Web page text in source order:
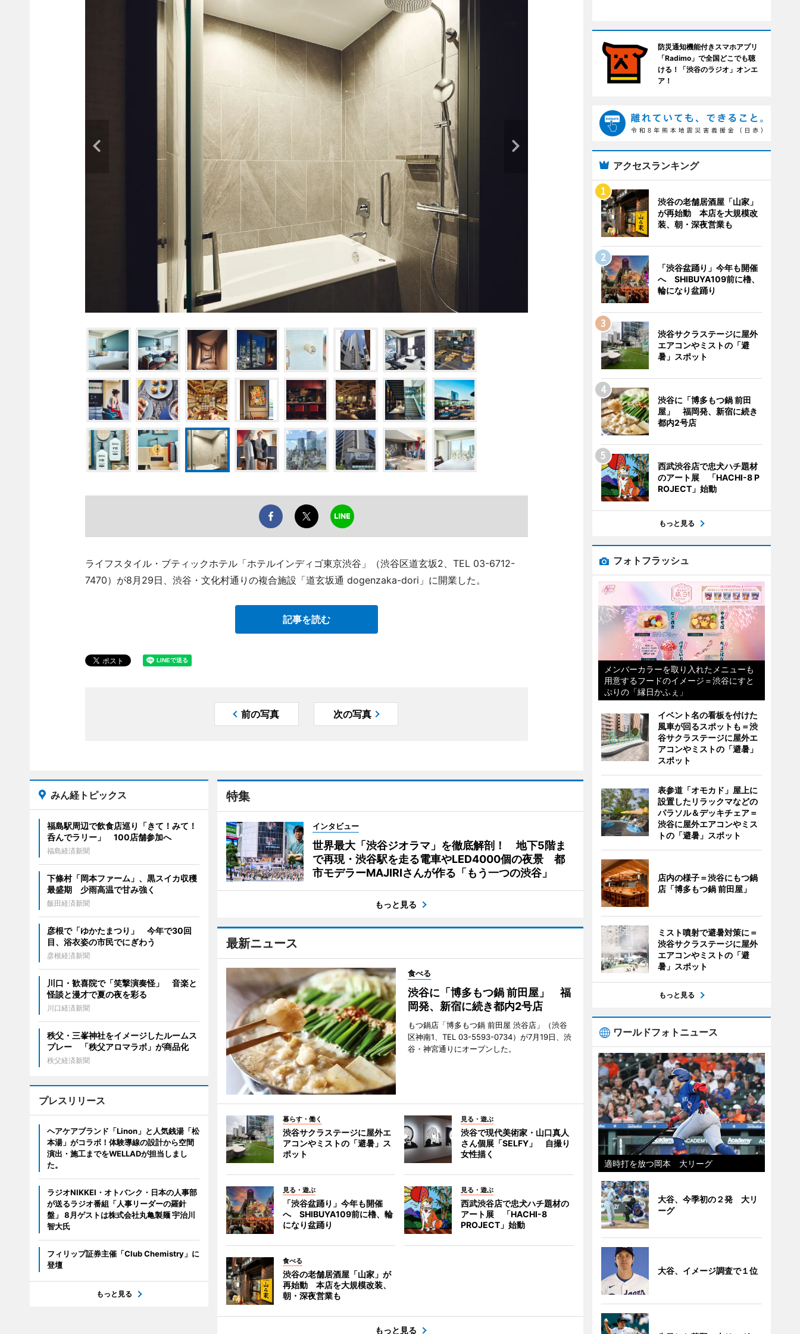
ライフスタイル・ブティックホテル「ホテルインディゴ東京渋谷」（渋谷区道玄坂2、TEL 03-6712-
7470）が8月29日、渋谷・文化村通りの複合施設「道玄坂通 dogenzaka-dori」に開業した。
記事を読む
前の写真 次の写真
特集
インタビュー
世界最大「渋谷ジオラマ」を徹底解剖！ 地下5階ま
で再現・渋谷駅を走る電車やLED4000個の夜景 都
市モデラーMAJIRIさんが作る「もう一つの渋谷」
もっと見る
最新ニュース
食べる
渋谷に「博多もつ鍋 前田屋」 福
岡発、新宿に続き都内2号店
もつ鍋店「博多もつ鍋 前田屋 渋谷店」（渋谷
区神南1、TEL 03-5593-0734）が7月19日、渋
谷・神宮通りにオープンした。
暮らす・働く
渋谷サクラステージに屋外エ
アコンやミストの「避暑」ス
ポット
見る・遊ぶ
渋谷で現代美術家・山口真人
さん個展「SELFY」 自撮り
女性描く
見る・遊ぶ
「渋谷盆踊り」今年も開催
へ SHIBUYA109前に櫓、輪
になり盆踊り
見る・遊ぶ
西武渋谷店で忠犬ハチ題材の
アート展 「HACHI-8
PROJECT」始動
食べる
渋谷の老舗居酒屋「山家」が
再始動 本店を大規模改装、
朝・深夜営業も
もっと見る
みん経トピックス
福島駅周辺で飲食店巡り「きて！みて！
呑んでラリー」 100店舗参加へ
福島経済新聞
下條村「岡本ファーム」、黒スイカ収穫
最盛期 少雨高温で甘み強く
飯田経済新聞
彦根で「ゆかたまつり」 今年で30回
目、浴衣姿の市民でにぎわう
彦根経済新聞
川口・歓喜院で「笑撃演奏怪」 音楽と
怪談と漫才で夏の夜を彩る
川口経済新聞
秩父・三峯神社をイメージしたルームス
プレー 「秩父アロマラボ」が商品化
秩父経済新聞
プレスリリース
ヘアケアブランド「Linon」と人気銭湯「松
本湯」がコラボ！体験導線の設計から空間
演出・施工までをWELLADが担当しまし
た。
ラジオNIKKEI・オトバンク・日本の人事部
が送るラジオ番組「人事リーダーの羅針
盤」 8月ゲストは株式会社丸亀製麺 宇治川
智大氏
フィリップ証券主催「Club Chemistry」に
登壇
もっと見る
防災通知機能付きスマホアプリ
「Radimo」で全国どこでも聴
ける！「渋谷のラジオ」オンエ
ア！
アクセスランキング
渋谷の老舗居酒屋「山家」
が再始動 本店を大規模改
装、朝・深夜営業も
「渋谷盆踊り」今年も開催
へ SHIBUYA109前に櫓、
輪になり盆踊り
渋谷サクラステージに屋外
エアコンやミストの「避
暑」スポット
渋谷に「博多もつ鍋 前田
屋」 福岡発、新宿に続き
都内2号店
西武渋谷店で忠犬ハチ題材
のアート展 「HACHI-8 P
ROJECT」始動
もっと見る
フォトフラッシュ
メンバーカラーを取り入れたメニューも
用意するフードのイメージ＝渋谷にすと
ぷりの「縁日かふぇ」
イベント名の看板を付けた
風車が回るスポットも＝渋
谷サクラステージに屋外エ
アコンやミストの「避暑」
スポット
表参道「オモカド」屋上に
設置したリラックマなどの
パラソル＆デッキチェア＝
渋谷に屋外エアコンやミス
トの「避暑」スポット
店内の様子＝渋谷にもつ鍋
店「博多もつ鍋 前田屋」
ミスト噴射で避暑対策に＝
渋谷サクラステージに屋外
エアコンやミストの「避
暑」スポット
もっと見る
ワールドフォトニュース
適時打を放つ岡本 大リーグ
大谷、今季初の２発 大リ
ーグ
大谷、イメージ調査で１位